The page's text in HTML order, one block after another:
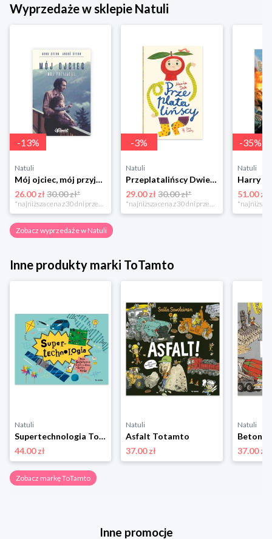
Wyprzedaże w sklepie Natuli
-13%
Natuli
Mój ojciec, mój przyjaciel Element
26.00 zł30.00 zł*
*najniższa cena z 30 dni przed obniżką
-3%
Natuli
Przeplatalińscy Dwie siostry
29.00 zł 30.00 zł*
*najniższa cena z 30 dni przed obniżką
-35%
Natuli
51.00 zł
Zobacz wyprzedaże w Natuli
Inne produkty marki ToTamto
Natuli
Supertechnologia Totamto
44.00 zł
Natuli
Asfalt Totamto
37.00 zł
Natuli
Beton
37.00 zł
Zobacz markę ToTamto
Inne promocje